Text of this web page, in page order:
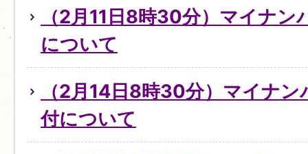
（2月11日8時30分）マイナン
について
（2月14日8時30分）マイナ
付について